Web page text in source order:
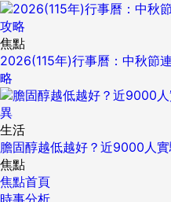
焦點
2026(115年)行事曆：中秋節
略
生活
膽固醇越低越好？近9000人
焦點
焦點首頁
時事分析